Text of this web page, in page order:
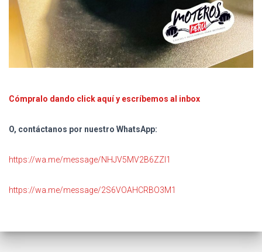
Cómpralo dando click aquí y escríbemos al inbox
O, contáctanos por nuestro WhatsApp:
https://wa.me/message/NHJV5MV2B6ZZI1
https://wa.me/message/2S6VOAHCRBO3M1